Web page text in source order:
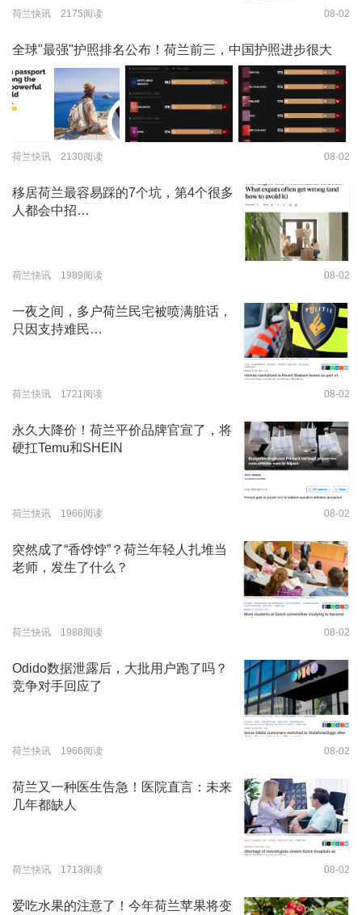
荷兰快讯 2175阅读 08-02
全球"最强"护照排名公布！荷兰前三，中国护照进步很大
荷兰快讯 2130阅读 08-02
移居荷兰最容易踩的7个坑，第4个很多
人都会中招…
荷兰快讯 1989阅读 08-02
一夜之间，多户荷兰民宅被喷满脏话，
只因支持难民…
荷兰快讯 1721阅读 08-02
永久大降价！荷兰平价品牌官宣了，将
硬扛Temu和SHEIN
荷兰快讯 1966阅读 08-02
突然成了“香饽饽”？荷兰年轻人扎堆当
老师，发生了什么？
荷兰快讯 1988阅读 08-02
Odido数据泄露后，大批用户跑了吗？
竞争对手回应了
荷兰快讯 1966阅读 08-02
荷兰又一种医生告急！医院直言：未来
几年都缺人
荷兰快讯 1713阅读 08-02
爱吃水果的注意了！今年荷兰苹果将变